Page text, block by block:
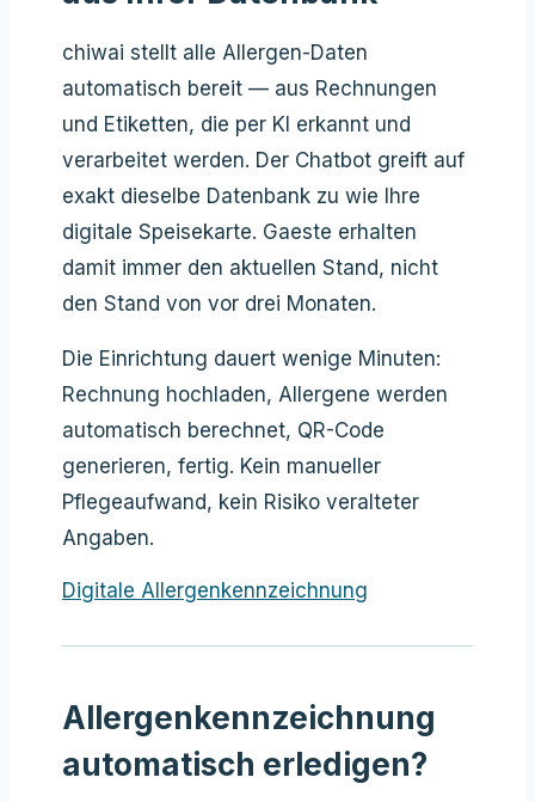
chiwai stellt alle Allergen-Daten
automatisch bereit — aus Rechnungen
und Etiketten, die per KI erkannt und
verarbeitet werden. Der Chatbot greift auf
exakt dieselbe Datenbank zu wie Ihre
digitale Speisekarte. Gaeste erhalten
damit immer den aktuellen Stand, nicht
den Stand von vor drei Monaten.
Die Einrichtung dauert wenige Minuten:
Rechnung hochladen, Allergene werden
automatisch berechnet, QR-Code
generieren, fertig. Kein manueller
Pflegeaufwand, kein Risiko veralteter
Angaben.
Digitale Allergenkennzeichnung
Allergenkennzeichnung
automatisch erledigen?